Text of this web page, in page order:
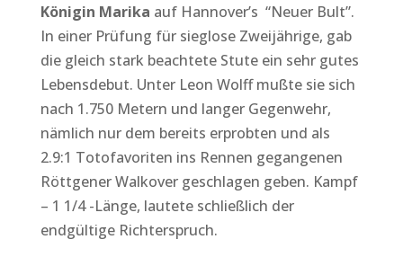
Königin Marika auf Hannover’s “Neuer Bult”.
In einer Prüfung für sieglose Zweijährige, gab
die gleich stark beachtete Stute ein sehr gutes
Lebensdebut. Unter Leon Wolff mußte sie sich
nach 1.750 Metern und langer Gegenwehr,
nämlich nur dem bereits erprobten und als
2.9:1 Totofavoriten ins Rennen gegangenen
Röttgener Walkover geschlagen geben. Kampf
– 1 1/4 -Länge, lautete schließlich der
endgültige Richterspruch.